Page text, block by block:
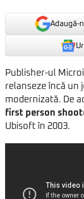
Adaugă-
Publisher-ul
relanseze încă un
modernizată. De
first person
Ubisoft în 2003.